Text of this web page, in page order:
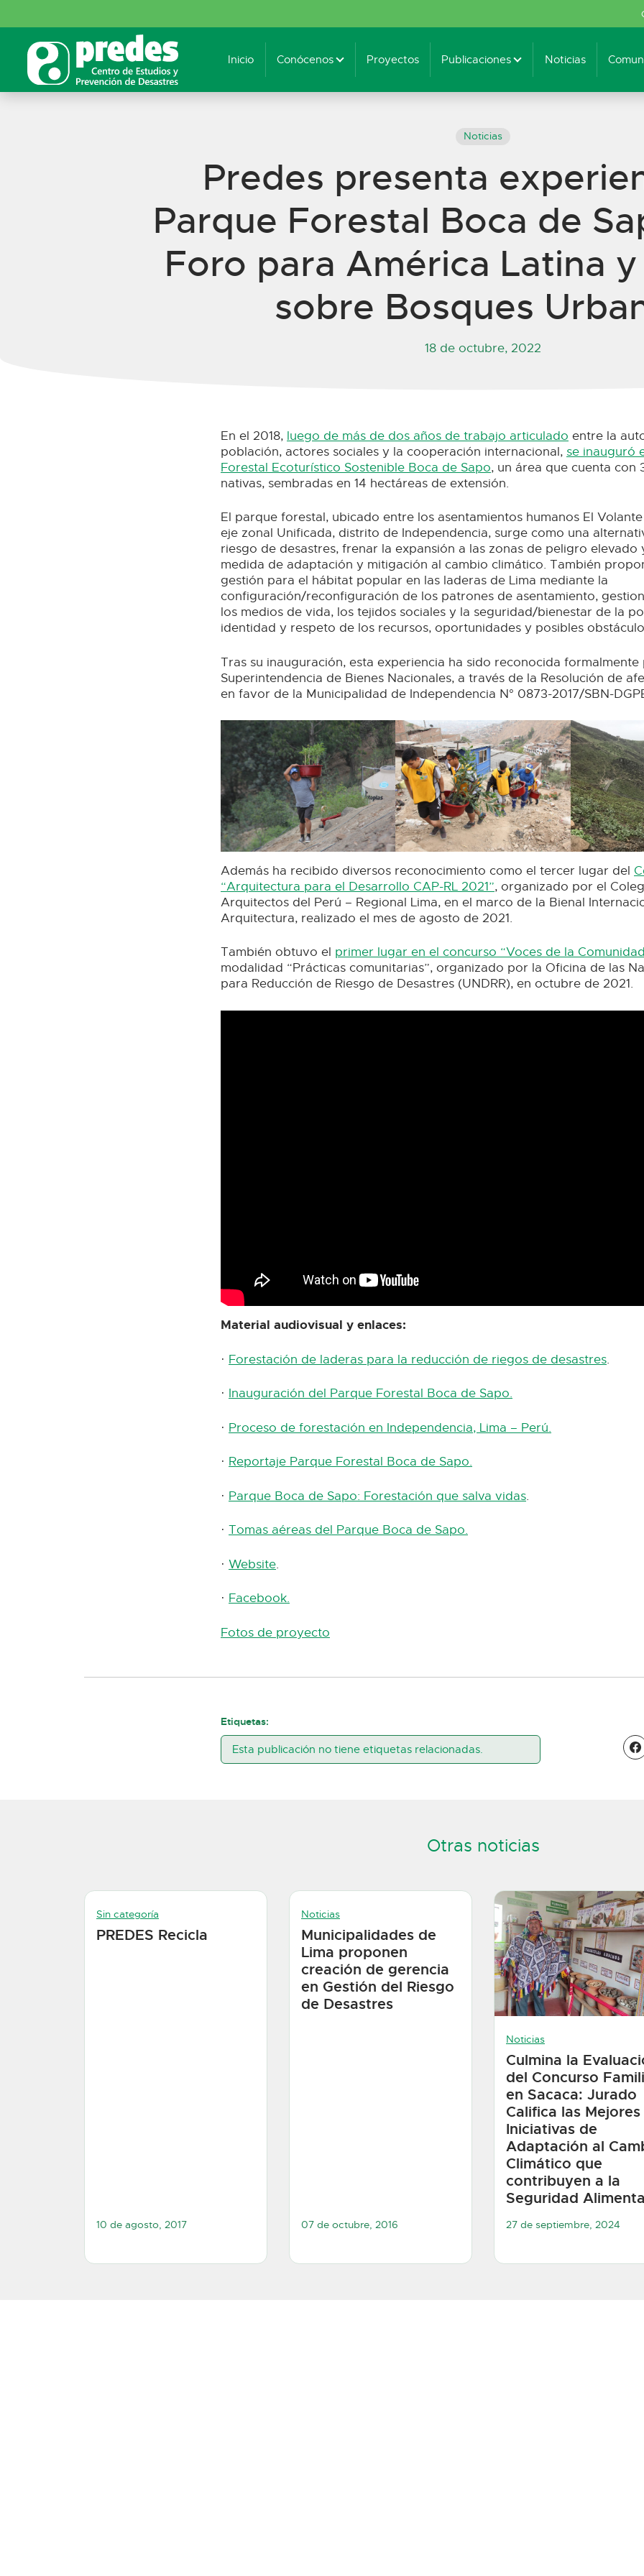
Inicio Conócenos Proyectos Publicaciones Noticias
Noticias
Predes presenta
Parque Forestal Boca de
Foro para América Latina
sobre Bosques
18 de octubre, 2022
En el 2018, luego de más de dos años de trabajo articulado entre la
población, actores sociales y la cooperación internacional, se inauguró
Forestal Ecoturístico Sostenible Boca de Sapo, un área que cuenta con
nativas, sembradas en 14 hectáreas de extensión.
El parque forestal, ubicado entre los asentamientos humanos El Volante
eje zonal Unificada, distrito de Independencia, surge como una
riesgo de desastres, frenar la expansión a las zonas de peligro elevado
medida de adaptación y mitigación al cambio climático. También
gestión para el hábitat popular en las laderas de Lima mediante la
configuración/reconfiguración de los patrones de asentamiento,
los medios de vida, los tejidos sociales y la seguridad/bienestar de la
identidad y respeto de los recursos, oportunidades y posibles
Tras su inauguración, esta experiencia ha sido reconocida formalmente
Superintendencia de Bienes Nacionales, a través de la Resolución de
en favor de la Municipalidad de Independencia N° 0873-2017/SBN-
Además ha recibido diversos reconocimiento como el tercer lugar del
“Arquitectura para el Desarrollo CAP-RL 2021”, organizado por el
Arquitectos del Perú – Regional Lima, en el marco de la Bienal
Arquitectura, realizado el mes de agosto de 2021.
También obtuvo el primer lugar en el concurso “Voces de la
modalidad “Prácticas comunitarias”, organizado por la Oficina de las
para Reducción de Riesgo de Desastres (UNDRR), en octubre de 2021.
Material audiovisual y enlaces:
· Forestación de laderas para la reducción de riegos de desastres.
· Inauguración del Parque Forestal Boca de Sapo.
· Proceso de forestación en Independencia, Lima – Perú.
· Reportaje Parque Forestal Boca de Sapo.
· Parque Boca de Sapo: Forestación que salva vidas.
· Tomas aéreas del Parque Boca de Sapo.
· Website.
· Facebook.
Fotos de proyecto
Etiquetas:
Esta publicación no tiene etiquetas relacionadas.
Otras noticias
Sin categoría
PREDES Recicla
10 de agosto, 2017
Noticias
Municipalidades de
Lima proponen
creación de gerencia
en Gestión del Riesgo
de Desastres
07 de octubre, 2016
Noticias
Culmina la
del Concurso
en Sacaca: Jurado
Califica las Mejores
Iniciativas de
Adaptación al
Climático que
contribuyen a la
Seguridad
27 de septiembre, 2024